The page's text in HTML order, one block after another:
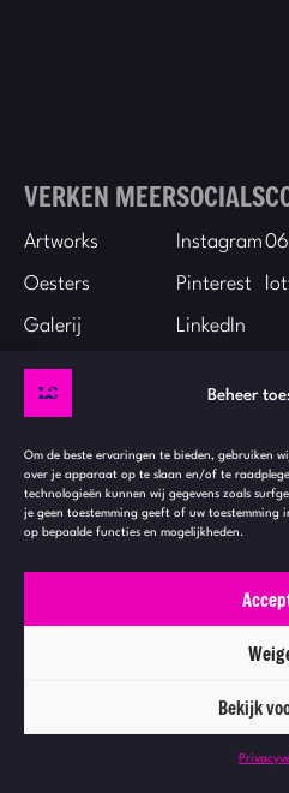
Beheer
Om de beste ervaringen te bieden, gebruiken
over je apparaat op te slaan en/of te
technologieën kunnen wij gegevens zoals
je geen toestemming geeft of uw toestemming
op bepaalde functies en mogelijkheden.
Bekijk
VERKEN MEER
Artworks
Oesters
Galerij
Over Liselotte
SOCIALS
Instagram
Pinterest
LinkedIn
© Lottie’s
Website by